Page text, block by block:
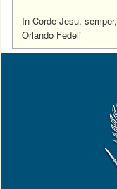
In Corde Jesu, semper,
Orlando Fedeli